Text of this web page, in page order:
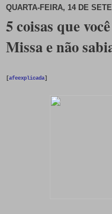
QUARTA-FEIRA, 14 DE
5 coisas que
Missa e não
afeexplicada